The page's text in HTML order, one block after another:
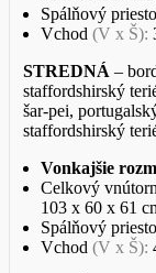
Spálňový
Vchod (V x Š):
STREDNÁ –
staffordshirský
šar-pei,
staffordshirský
Vonkajšie
Celkový
103 x 60 x 61
Spálňový
Vchod (V x Š):